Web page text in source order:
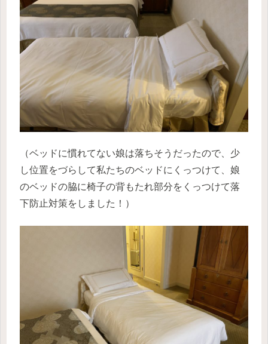
（ベッドに慣れてない娘は落ちそうだったので、少
し位置をづらして私たちのベッドにくっつけて、娘
のベッドの脇に椅子の背もたれ部分をくっつけて落
下防止対策をしました！）